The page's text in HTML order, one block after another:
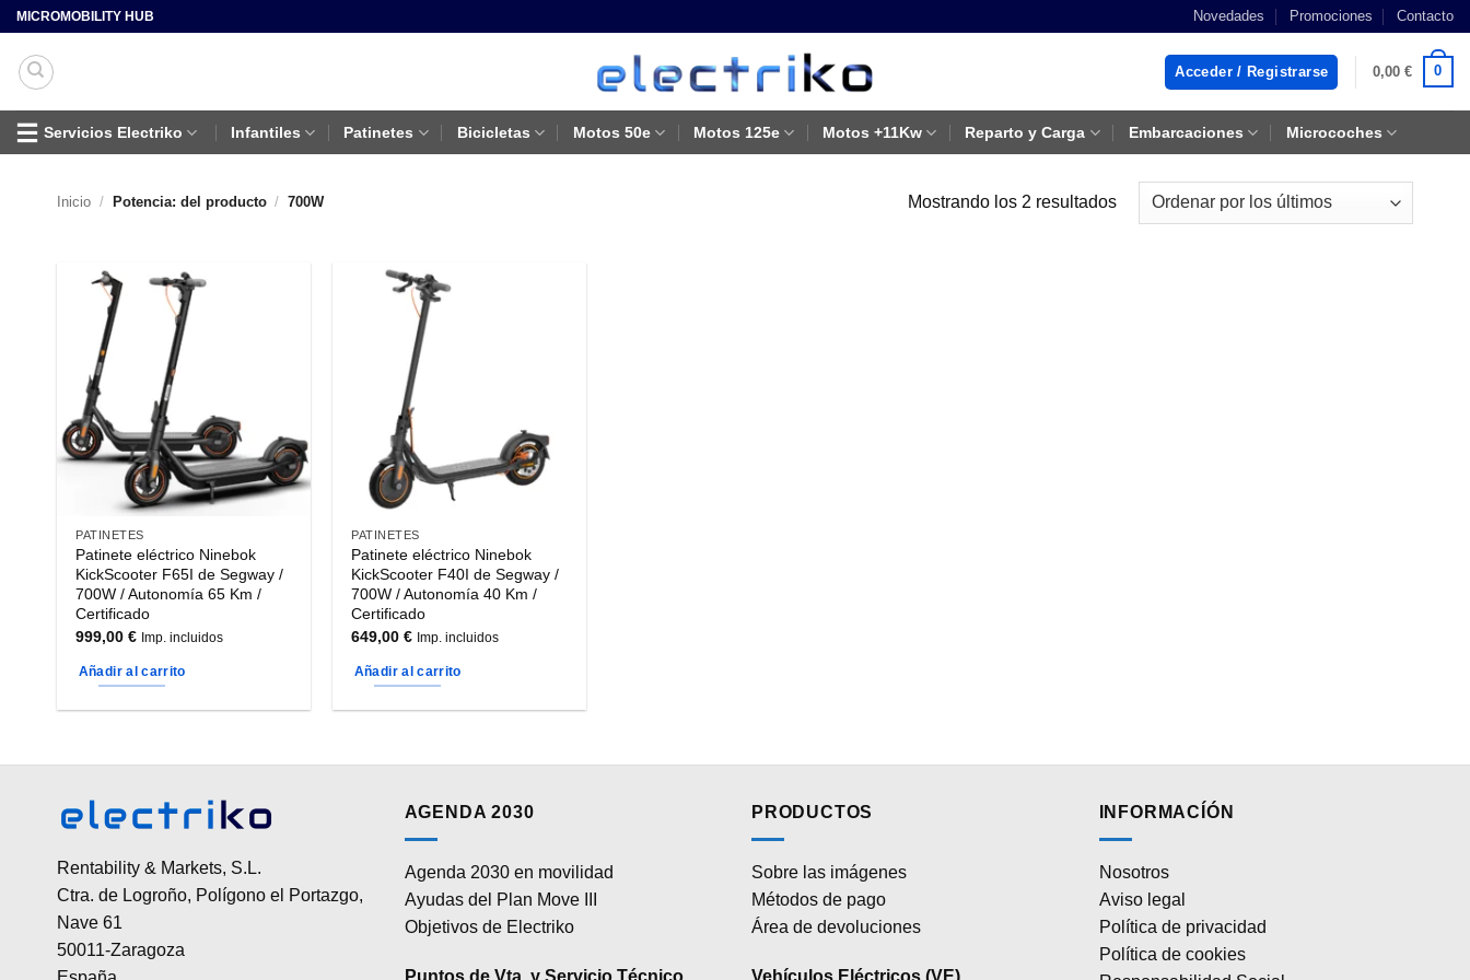
Saltar
contenido
MICROMOBILITY HUB Novedades Promociones Contacto
Acceder / Registrarse 0,00 € 0
Servicios Electriko Infantiles Patinetes Bicicletas Motos 50e Motos 125e Motos +11Kw Reparto y Carga Embarcaciones Microcoches
Inicio / Potencia: del producto / 700W Mostrando los 2 resultadosOrdenado
por
PATINETES
Patinete eléctrico Ninebok
KickScooter F65I de Segway /
700W / Autonomía 65 Km /
Certificado
999,00€ Imp. incluidos
Añadir al carrito
PATINETES
Patinete eléctrico Ninebok
KickScooter F40I de Segway /
700W / Autonomía 40 Km /
Certificado
649,00€ Imp. incluidos
Añadir al carrito
Rentability & Markets, S.L.
Ctra. de Logroño, Polígono el Portazgo,
Nave 61
50011-Zaragoza
AGENDA 2030
Agenda 2030 en movilidad
Ayudas del Plan Move III
Objetivos de Electriko
PRODUCTOS
Sobre las imágenes
Métodos de pago
Área de devoluciones
INFORMACÍÓN
Nosotros
Aviso legal
Política de privacidad
Política de cookies